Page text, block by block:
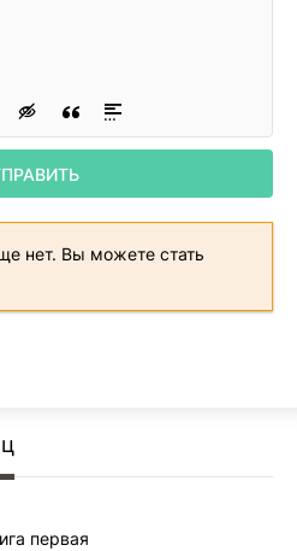
нет. Вы можете стать
первая